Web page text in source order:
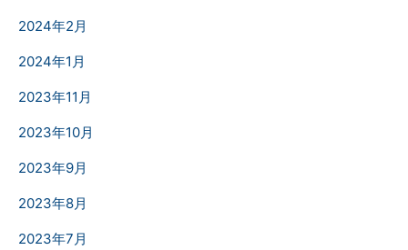
2024年2月
2024年1月
2023年11月
2023年10月
2023年9月
2023年8月
2023年7月